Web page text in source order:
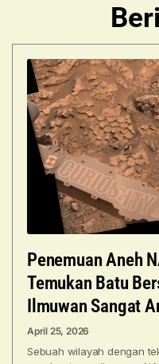
Penemuan Aneh
Temukan Batu
Ilmuwan Sangat
April 25, 2026
Sebuah wilayah dengan